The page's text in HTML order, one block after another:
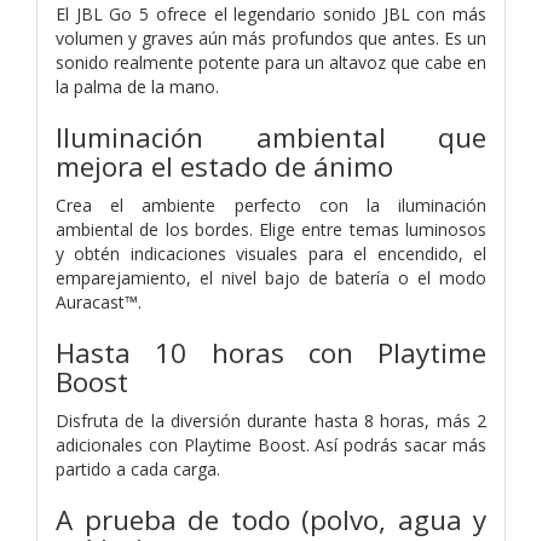
El JBL Go 5 ofrece el legendario sonido JBL con más
volumen y graves aún más profundos que antes. Es un
sonido realmente potente para un altavoz que cabe en
la palma de la mano.
Iluminación ambiental que
mejora el estado de ánimo
Crea el ambiente perfecto con la iluminación
ambiental de los bordes. Elige entre temas luminosos
y obtén indicaciones visuales para el encendido, el
emparejamiento, el nivel bajo de batería o el modo
Auracast™.
Hasta 10 horas con Playtime
Boost
Disfruta de la diversión durante hasta 8 horas, más 2
adicionales con Playtime Boost. Así podrás sacar más
partido a cada carga.
A prueba de todo (polvo, agua y